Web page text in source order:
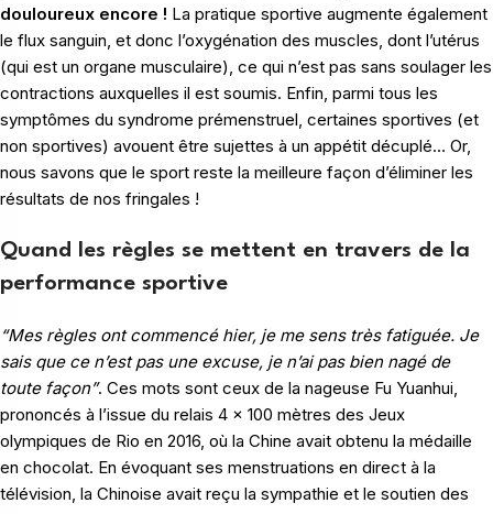
douloureux encore ! La pratique sportive augmente également
le flux sanguin, et donc l’oxygénation des muscles, dont l’utérus
(qui est un organe musculaire), ce qui n’est pas sans soulager les
contractions auxquelles il est soumis. Enfin, parmi tous les
symptômes du syndrome prémenstruel, certaines sportives (et
non sportives) avouent être sujettes à un appétit décuplé… Or,
nous savons que le sport reste la meilleure façon d’éliminer les
résultats de nos fringales !
Quand les règles se mettent en travers de la
performance sportive
“Mes règles ont commencé hier, je me sens très fatiguée. Je
sais que ce n’est pas une excuse, je n’ai pas bien nagé de
toute façon”. Ces mots sont ceux de la nageuse Fu Yuanhui,
prononcés à l’issue du relais 4 x 100 mètres des Jeux
olympiques de Rio en 2016, où la Chine avait obtenu la médaille
en chocolat. En évoquant ses menstruations en direct à la
télévision, la Chinoise avait reçu la sympathie et le soutien des